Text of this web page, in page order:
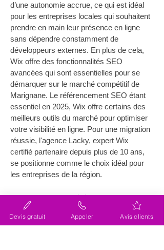
d’une autonomie accrue, ce qui est idéal
pour les entreprises locales qui souhaitent
prendre en main leur présence en ligne
sans dépendre constamment de
développeurs externes. En plus de cela,
Wix offre des fonctionnalités SEO
avancées qui sont essentielles pour se
démarquer sur le marché compétitif de
Marignane. Le référencement SEO étant
essentiel en 2025, Wix offre certains des
meilleurs outils du marché pour optimiser
votre visibilité en ligne. Pour une migration
réussie, l'agence Lacky, expert Wix
certifié partenaire depuis plus de 10 ans,
se positionne comme le choix idéal pour
les entreprises de la région.
Comment choisir une agence
pour la migration de votre site
internet près de Marignane ?
Devis gratuit Appeler Avis clients